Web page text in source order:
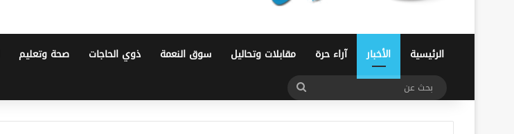
الرئيسية الأخبار آراء حرة مقابلات وتحاليل سوق النعمة ذوي الحاجات صحة وتعليم
بحث